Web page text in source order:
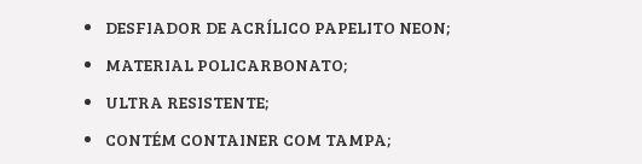
DESFIADOR DE ACRÍLICO PAPELITO NEON;
MATERIAL POLICARBONATO;
ULTRA RESISTENTE;
CONTÉM CONTAINER COM TAMPA;